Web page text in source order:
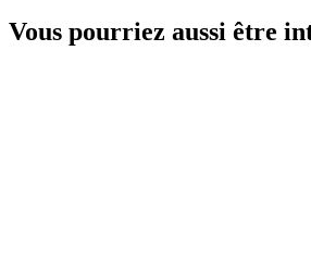
Vous pourriez aussi être